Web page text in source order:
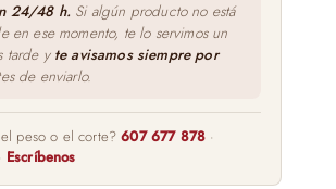
24/48 h. Si algún producto no está
en ese momento, te lo servimos un
tarde y te avisamos siempre por
de enviarlo.
peso o el corte?607 677 878 ·
Escríbenos